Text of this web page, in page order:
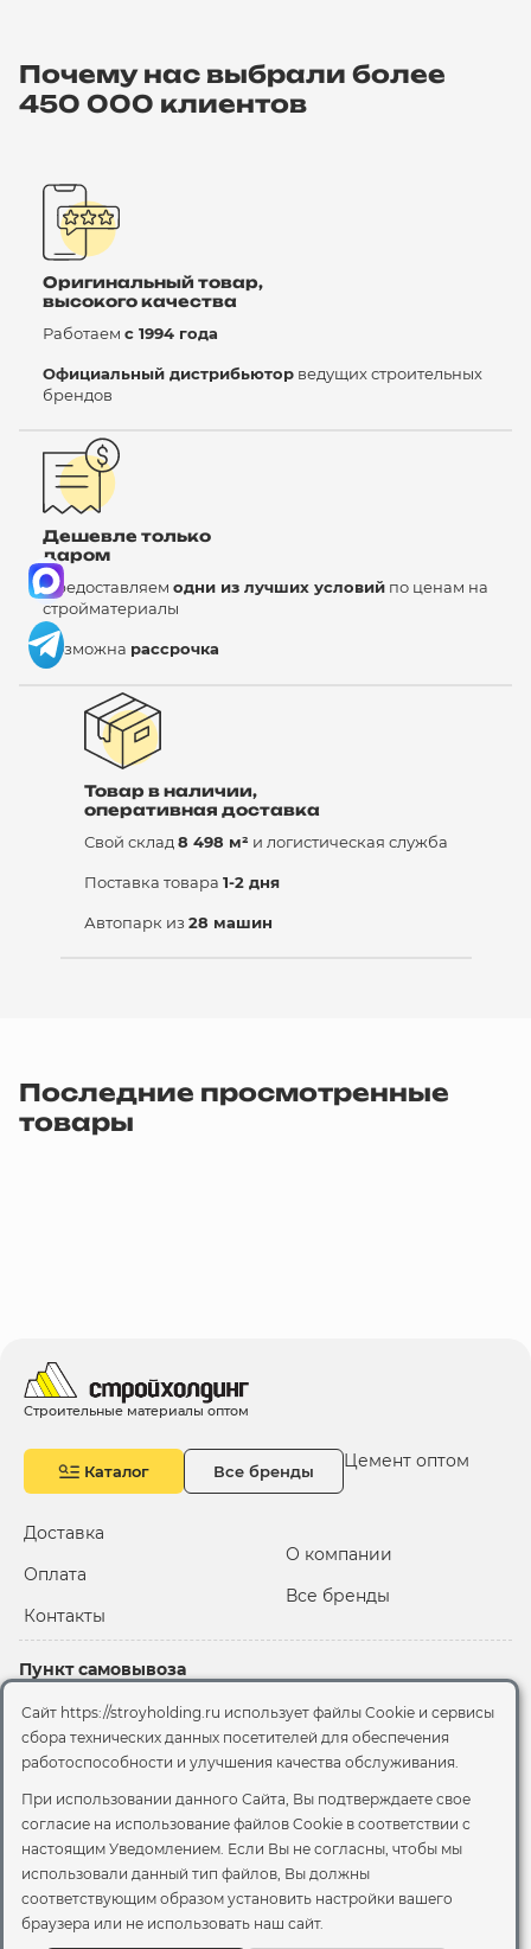
Почему нас выбрали более
450 000 клиентов
Оригинальный товар,
высокого качества
Работаем с 1994 года
Официальный дистрибьютор ведущих строительных
брендов
Дешевле только
даром
Предоставляем одни из лучших условий по ценам на
стройматериалы
Возможна рассрочка
Товар в наличии,
оперативная доставка
Свой склад 8 498 м² и логистическая служба
Поставка товара 1-2 дня
Автопарк из 28 машин
Последние просмотренные
товары
Строительные материалы оптом
Каталог Все бренды Цемент оптом
Доставка
Оплата
Контакты
О компании
Все бренды
Пункт самовывоза
2-й Иртышский проезд,
территория 2А стр.3
Офис
Москва, ул. Вятская, 49с1
© 2026 Стройхолдинг | г. Москва
Договор оферта
Сайт https://stroyholding.ru использует файлы Cookie и сервисы
сбора технических данных посетителей для обеспечения
работоспособности и улучшения качества обслуживания.
При использовании данного Сайта, Вы подтверждаете свое
согласие на использование файлов Cookie в соответствии с
настоящим Уведомлением. Если Вы не согласны, чтобы мы
использовали данный тип файлов, Вы должны
соответствующим образом установить настройки вашего
браузера или не использовать наш сайт.